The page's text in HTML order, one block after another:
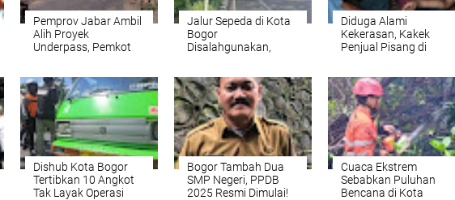
Pemprov Jabar Ambil
Alih Proyek
Underpass, Pemkot
Jalur Sepeda di Kota
Bogor
Disalahgunakan,
Kewenangan Kami
Diduga Alami
Kekerasan, Kakek
Penjual Pisang di
Dishub Kota Bogor
Tertibkan 10 Angkot
Tak Layak Operasi
Bogor Tambah Dua
SMP Negeri, PPDB
2025 Resmi Dimulai!
Cuaca Ekstrem
Sebabkan Puluhan
Bencana di Kota